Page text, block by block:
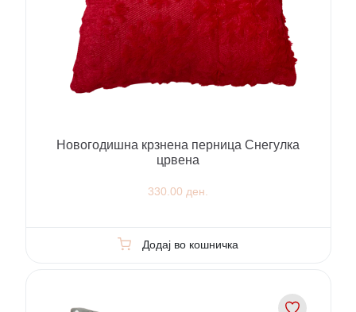
Новогодишна крзнена перница Снегулка
црвена
330.00 ден.
Додај во кошничка